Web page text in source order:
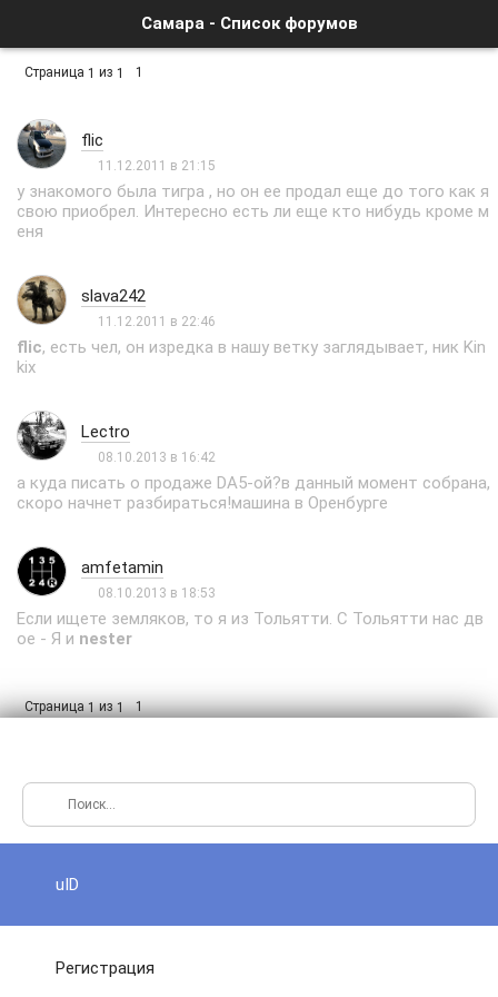
Самара - Список форумов
Страница 1 из 1 1
flic
11.12.2011 в 21:15
у знакомого была тигра , но он ее продал еще до того как я
свою приобрел. Интересно есть ли еще кто нибудь кроме м
еня
slava242
11.12.2011 в 22:46
flic, есть чел, он изредка в нашу ветку заглядывает, ник Kin
kix
Lectro
08.10.2013 в 16:42
а куда писать о продаже DA5-ой?в данный момент собрана,
скоро начнет разбираться!машина в Оренбурге
amfetamin
08.10.2013 в 18:53
Если ищете земляков, то я из Тольятти. С Тольятти нас дв
ое - Я и nester
Страница1из1 1
uID
Регистрация